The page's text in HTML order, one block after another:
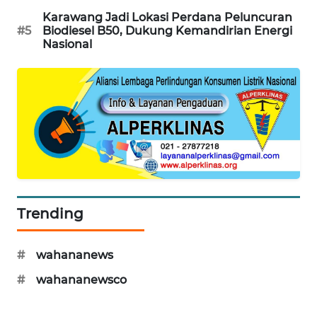
#5
Karawang Jadi Lokasi Perdana Peluncuran
Biodiesel B50, Dukung Kemandirian Energi
Nasional
Trending
#
wahananews
#
wahananewsco
BERAMPU
NEWS
ANUGERAH
AKHLAK
ID
NEWS